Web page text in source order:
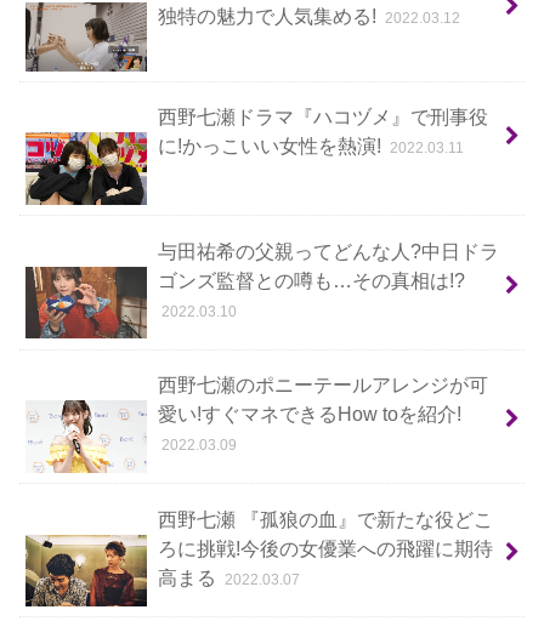
独特の魅力で人気集める!
2022.03.12
西野七瀬ドラマ『ハコヅメ』で刑事役
に!かっこいい女性を熱演!
2022.03.11
与田祐希の父親ってどんな人?中日ドラ
ゴンズ監督との噂も…その真相は!?
2022.03.10
西野七瀬のポニーテールアレンジが可
愛い!すぐマネできるHow toを紹介!
2022.03.09
西野七瀬 『孤狼の血』で新たな役どこ
ろに挑戦!今後の女優業への飛躍に期待
高まる
2022.03.07